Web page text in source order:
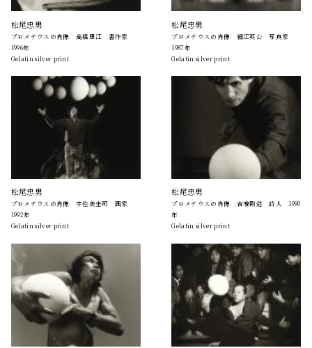
松尾忠男
プロメテウスの肖像 高橋里江 書作家
1996年
Gelatin silver print
松尾忠男
プロメテウスの肖像 細江英公 写真家
1987年
Gelatin silver print
松尾忠男
プロメテウスの肖像 宇佐美圭司 画家
1992年
Gelatin silver print
松尾忠男
プロメテウスの肖像 吉増剛造 詩人 1990
年
Gelatin silver print